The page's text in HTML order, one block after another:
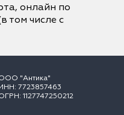
онлайн по
том числе с
"Антика"
7723857463
1127747250212